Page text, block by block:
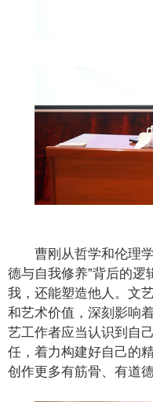
曹刚从哲学和伦理
德与自我修养”背后的逻
我，还能塑造他人。文
和艺术价值，深刻影响
艺工作者应当认识到自
任，着力构建好自己的
创作更多有筋骨、有道